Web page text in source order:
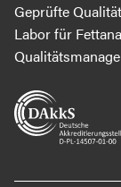
Geprüfte
Labor für